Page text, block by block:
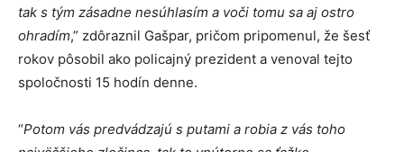
tak s tým zásadne nesúhlasím a voči tomu sa aj ostro
ohradím,” zdôraznil Gašpar, pričom pripomenul, že šesť
rokov pôsobil ako policajný prezident a venoval tejto
spoločnosti 15 hodín denne.
“Potom vás predvádzajú s putami a robia z vás toho